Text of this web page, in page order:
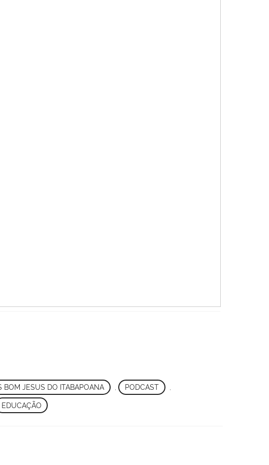
BOM JESUS DO ITABAPOANA PODCAST
EDUCAÇÃO